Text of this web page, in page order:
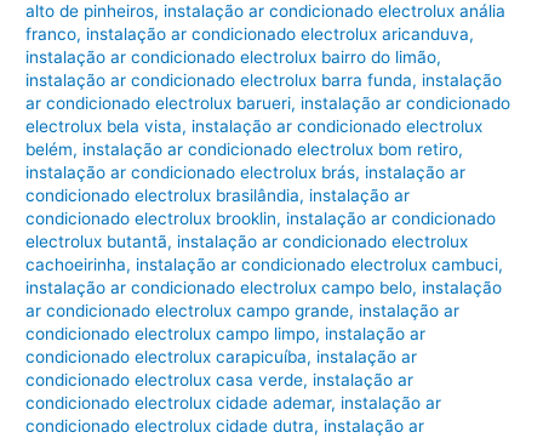
alto de pinheiros, instalação ar condicionado electrolux anália
franco, instalação ar condicionado electrolux aricanduva,
instalação ar condicionado electrolux bairro do limão,
instalação ar condicionado electrolux barra funda, instalação
ar condicionado electrolux barueri, instalação ar condicionado
electrolux bela vista, instalação ar condicionado electrolux
belém, instalação ar condicionado electrolux bom retiro,
instalação ar condicionado electrolux brás, instalação ar
condicionado electrolux brasilândia, instalação ar
condicionado electrolux brooklin, instalação ar condicionado
electrolux butantã, instalação ar condicionado electrolux
cachoeirinha, instalação ar condicionado electrolux cambuci,
instalação ar condicionado electrolux campo belo, instalação
ar condicionado electrolux campo grande, instalação ar
condicionado electrolux campo limpo, instalação ar
condicionado electrolux carapicuíba, instalação ar
condicionado electrolux casa verde, instalação ar
condicionado electrolux cidade ademar, instalação ar
condicionado electrolux cidade dutra, instalação ar